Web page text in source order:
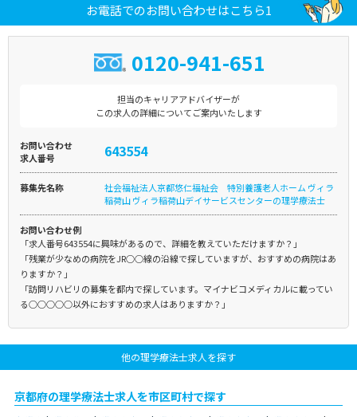
お電話でのお問い合わせはこちら1
0120-941-651
担当のキャリアアドバイザーが
この求人の詳細についてご案内いたします
お問い合わせ
求人番号
643554
募集先名称
社会福祉法人京都悠仁福祉会 特別養護老人ホーム ヴィラ
稲荷山 ヴィラ稲荷山デイサービスセンターの理学療法士
お問い合わせ例
「求人番号643554に興味があるので、詳細を教えていただけますか？」
「残業が少なめの病院をJR○○線の沿線で探していますが、おすすめの病院はあ
りますか？」
「訪問リハビリの募集を都内で探しています。マイナビコメディカルに載ってい
る○○○○○以外におすすめの求人はありますか？」
他の理学療法士求人を探す
京都府の理学療法士求人を市区町村で探す